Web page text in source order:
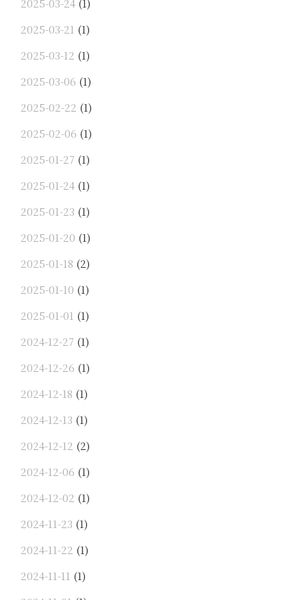
2025-03-21 (1)
2025-03-12 (1)
2025-03-06 (1)
2025-02-22 (1)
2025-02-06 (1)
2025-01-27 (1)
2025-01-24 (1)
2025-01-23 (1)
2025-01-20 (1)
2025-01-18 (2)
2025-01-10 (1)
2025-01-01 (1)
2024-12-27 (1)
2024-12-26 (1)
2024-12-18 (1)
2024-12-13 (1)
2024-12-12 (2)
2024-12-06 (1)
2024-12-02 (1)
2024-11-23 (1)
2024-11-22 (1)
2024-11-11 (1)